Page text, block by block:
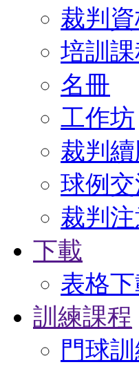
裁判
培訓
名冊
工作坊
裁判
球例
裁判
下載
表格
訓練課程
門球